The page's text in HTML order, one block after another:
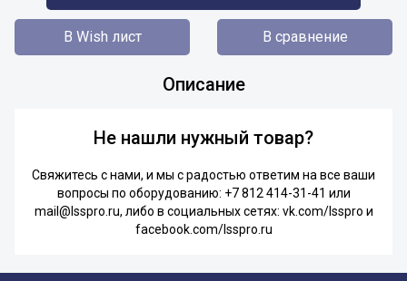
В Wish лист В сравнение
Описание
Не нашли нужный товар?
Свяжитесь с нами, и мы с радостью ответим на все ваши
вопросы по оборудованию: +7 812 414-31-41 или
mail@lsspro.ru, либо в социальных сетях: vk.com/lsspro и
facebook.com/lsspro.ru